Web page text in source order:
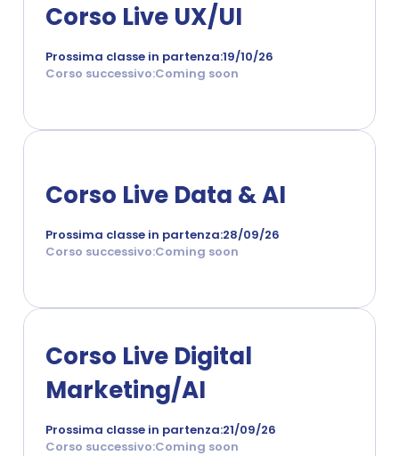
Corso Live UX/UI
Prossima classe in partenza:19/10/26
Corso successivo:Coming soon
Corso Live Data & AI
Prossima classe in partenza:28/09/26
Corso successivo:Coming soon
Corso Live Digital
Marketing/AI
Prossima classe in partenza:21/09/26
Corso successivo:Coming soon